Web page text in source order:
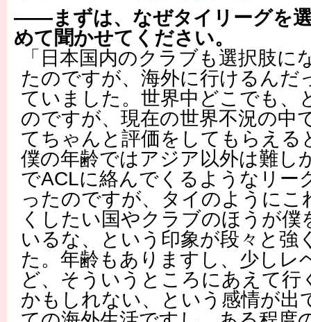
――まずは、なぜタイリーグを
めて聞かせてください。
「日本国内のクラブも選択肢
たのですが、海外に行けるんだ
ていました。世界中どこでも、
のですが、現在の世界不況の中
てちゃんと評価をしてもらえる
僕の年齢ではアジア以外は難し
でACLに絡んでくるようなリー
ったのですが、タイのようにこ
くしたい国やクラブのほうが僕
いるな、という印象が段々と強
た。年齢もありますし、少しレ
ど、そういうところにあえて
かもしれない、という感情が出